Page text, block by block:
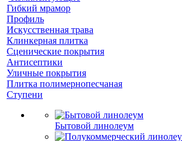
Гибкий мрамор
Профиль
Искусственная трава
Клинкерная плитка
Сценические покрытия
Антисептики
Уличные покрытия
Плитка полимернопесчаная
Ступени
Бытовой линолеум